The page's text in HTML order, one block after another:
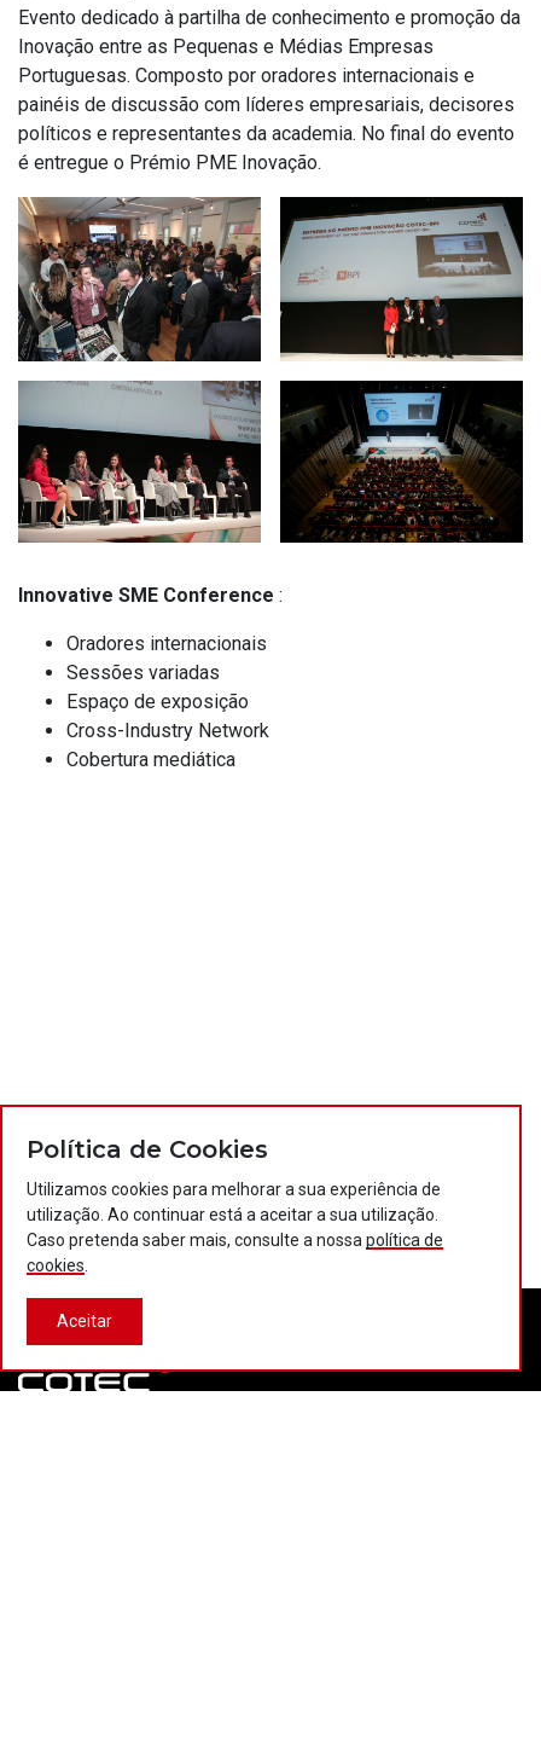
Evento dedicado à partilha de conhecimento e promoção da
Inovação entre as Pequenas e Médias Empresas
Portuguesas. Composto por oradores internacionais e
painéis de discussão com líderes empresariais, decisores
políticos e representantes da academia. No final do evento
é entregue o Prémio PME Inovação.
Innovative SME Conference :
Oradores internacionais
Sessões variadas
Espaço de exposição
Cross-Industry Network
Cobertura mediática
Política de Cookies
Utilizamos cookies para melhorar a sua experiência de
utilização. Ao continuar está a aceitar a sua utilização.
Caso pretenda saber mais, consulte a nossa política de
cookies
Aceitar